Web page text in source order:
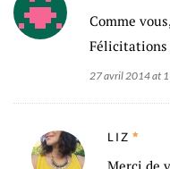
Comme
Félicitations
27 avril 2014 at
LIZ
Merci de